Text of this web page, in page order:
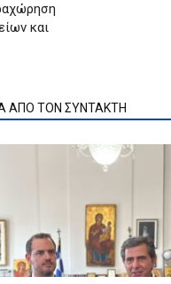
και
ΑΠΟ ΤΟΝ ΣΥΝΤΑΚΤΗ